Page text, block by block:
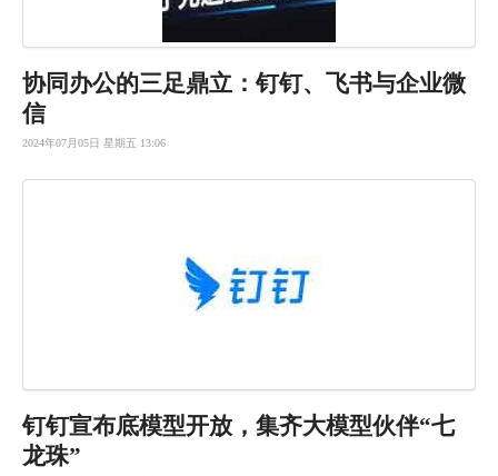
协同办公的三足鼎立：钉钉、飞书与企业微
信
2024年07月05日 星期五 13:06
钉钉宣布底模型开放， 集齐大模型伙伴“七
龙珠”